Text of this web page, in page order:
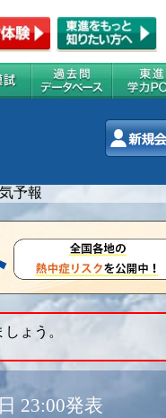
予報
ょう。
23:00発表